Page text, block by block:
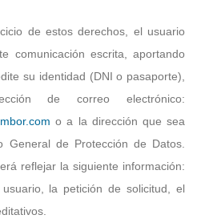
de estos derechos, el usuario
comunicación escrita, aportando
su identidad (DNI o pasaporte),
de correo electrónico:
o a la dirección que sea
General de Protección de Datos.
reflejar la siguiente información:
la petición de solicitud, el